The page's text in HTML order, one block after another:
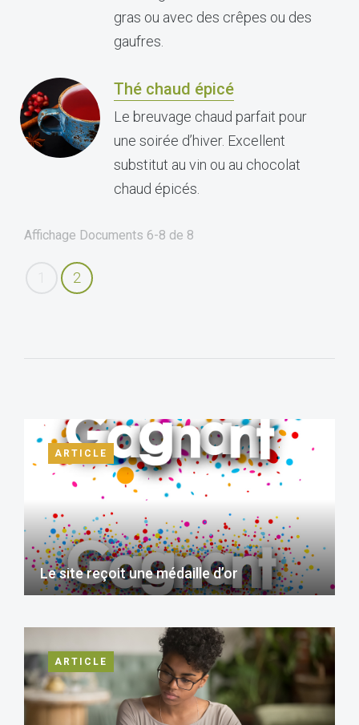
gras ou avec des crêpes ou des
gaufres.
Thé chaud épicé
Le breuvage chaud parfait pour
une soirée d’hiver. Excellent
substitut au vin ou au chocolat
chaud épicés.
Affichage Documents 6-8 de 8
2
ARTICLE
Le site reçoit une médaille d’or
ARTICLE